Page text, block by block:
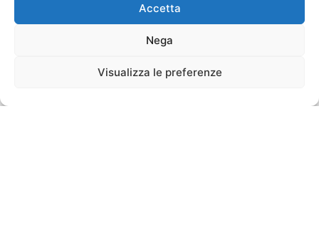
Accetta
Nega
Visualizza le preferenze